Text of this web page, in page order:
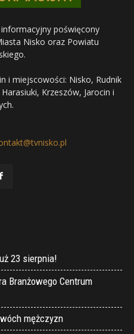
poświęcony
Nisko oraz Powiatu
i miejscowości: Nisko, Rudnik
Krzeszów, Jarocin i
23 sierpnia!
Branżowego Centrum
mężczyzn